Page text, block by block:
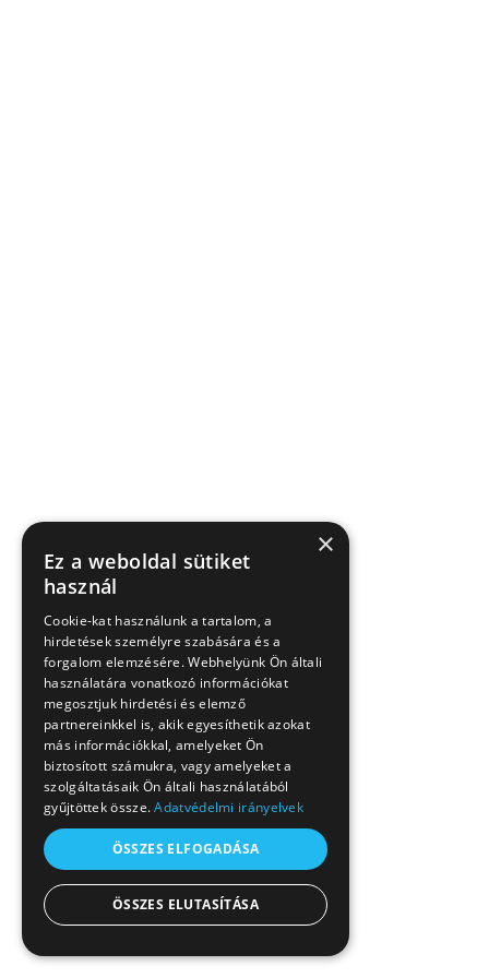
×
Ez a weboldal sütiket
használ
Cookie-kat használunk a tartalom, a
hirdetések személyre szabására és a
forgalom elemzésére. Webhelyünk Ön általi
használatára vonatkozó információkat
megosztjuk hirdetési és elemző
partnereinkkel is, akik egyesíthetik azokat
más információkkal, amelyeket Ön
biztosított számukra, vagy amelyeket a
szolgáltatásaik Ön általi használatából
gyűjtöttek össze.Adatvédelmi irányelvek
ÖSSZES ELFOGADÁSA
ÖSSZES ELUTASÍTÁSA